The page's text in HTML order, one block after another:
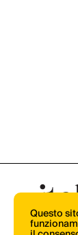
Questo